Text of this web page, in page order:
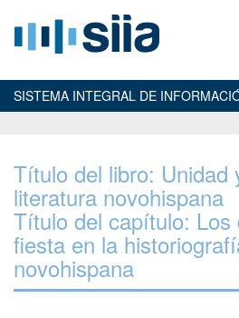
SISTEMA INTEGRAL DE
Título del libro: Unidad
literatura novohispana
Título del capítulo: Los
fiesta en la
novohispana